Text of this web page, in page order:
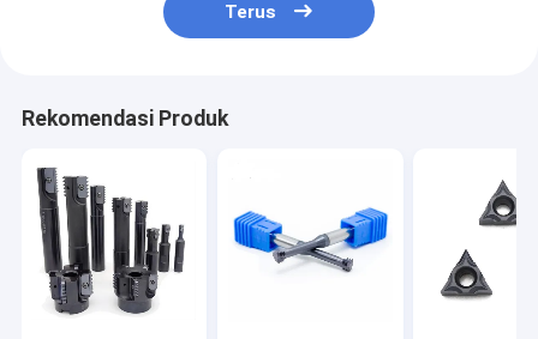
Terus
Rekomendasi Produk